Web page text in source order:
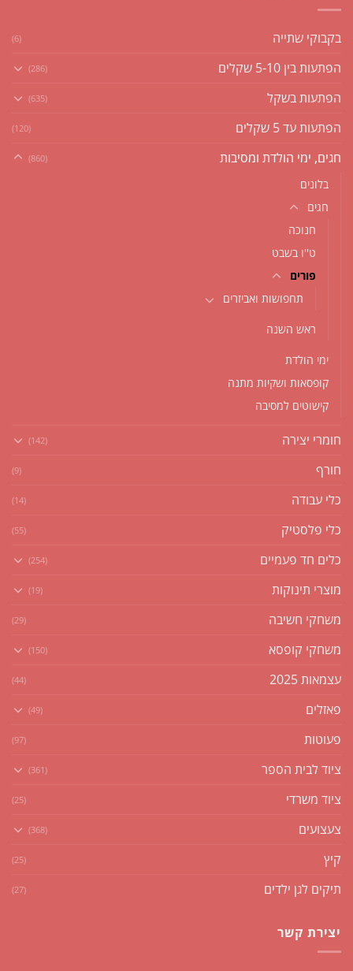
בקבוקי שתייה (6)
הפתעות בין 5-10 שקלים (286)
הפתעות בשקל (635)
הפתעות עד 5 שקלים (120)
חגים, ימי הולדת ומסיבות (860)
בלונים
חגים
חנוכה
ט''ו בשבט
פורים
תחפושות ואביזרים
ראש השנה
ימי הולדת
קופסאות ושקיות מתנה
קישוטים למסיבה
חומרי יצירה (142)
חורף (9)
כלי עבודה (14)
כלי פלסטיק (55)
כלים חד פעמיים (254)
מוצרי תינוקות (19)
משחקי חשיבה (29)
משחקי קופסא (150)
עצמאות 2025 (44)
פאזלים (49)
פעוטות (97)
ציוד לבית הספר (361)
ציוד משרדי (25)
צעצועים (368)
קיץ (25)
תיקים לגן ילדים (27)
יצירת קשר